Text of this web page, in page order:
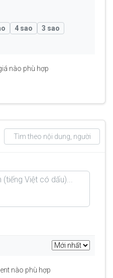
4 sao
3 sao
nào phù hợp
nào phù hợp